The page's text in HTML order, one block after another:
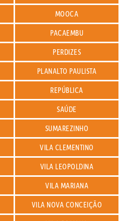
MOOCA
PACAEMBU
PERDIZES
PLANALTO PAULISTA
REPÚBLICA
SAÚDE
SUMAREZINHO
VILA CLEMENTINO
VILA LEOPOLDINA
VILA MARIANA
VILA NOVA CONCEIÇÃO